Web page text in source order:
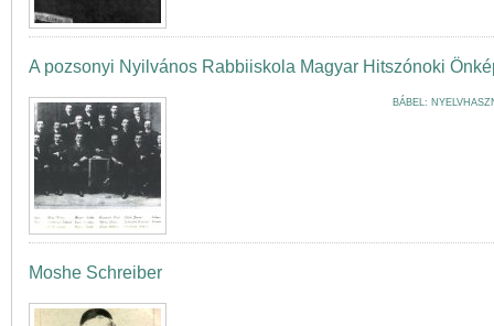
A pozsonyi Nyilvános Rabbiiskola Magyar Hitszónoki
BÁBEL:
Moshe Schreiber